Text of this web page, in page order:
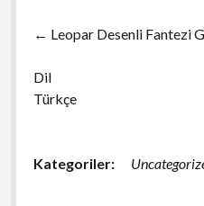
← Leopar Desenli Fantezi
Dil
Türkçe
Kategoriler: